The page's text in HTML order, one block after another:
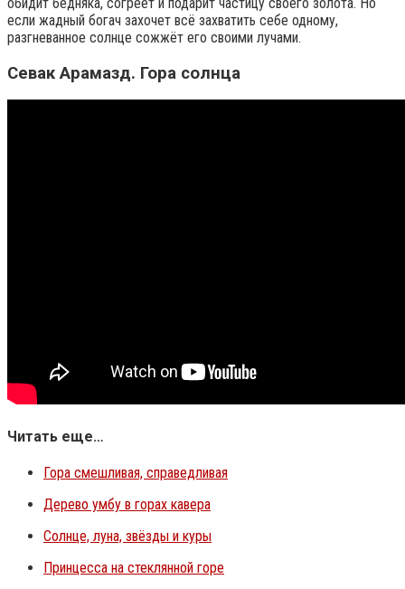
если жадный богач захочет всё захватить себе одному,
разгневанное солнце сожжёт его своими лучами.
Севак Арамазд. Гора солнца
Читать еще…
Гора смешливая, справедливая
Дерево умбу в горах кавера
Солнце, луна, звёзды и куры
Принцесса на стеклянной горе